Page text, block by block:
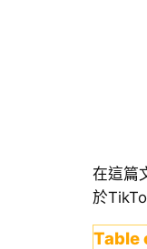
在這篇
於
Table